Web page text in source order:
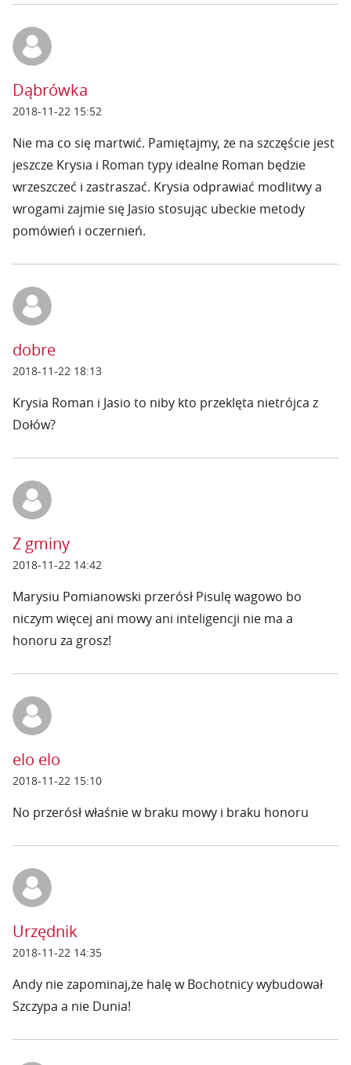
Dąbrówka
2018-11-22 15:52
Nie ma co się martwić. Pamiętajmy, że na szczęście jest
jeszcze Krysia i Roman typy idealne Roman będzie
wrzeszczeć i zastraszać. Krysia odprawiać modlitwy a
wrogami zajmie się Jasio stosując ubeckie metody
pomówień i oczernień.
dobre
2018-11-22 18:13
Krysia Roman i Jasio to niby kto przeklęta nietrójca z
Dołów?
Z gminy
2018-11-22 14:42
Marysiu Pomianowski przerósł Pisulę wagowo bo
niczym więcej ani mowy ani inteligencji nie ma a
honoru za grosz!
elo elo
2018-11-22 15:10
No przerósł właśnie w braku mowy i braku honoru
Urzędnik
2018-11-22 14:35
Andy nie zapominaj,że halę w Bochotnicy wybudował
Szczypa a nie Dunia!